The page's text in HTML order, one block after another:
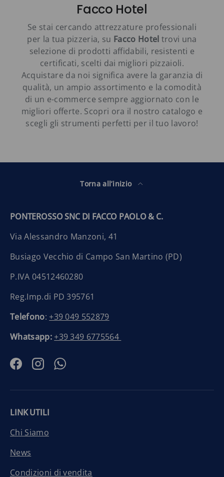
Facco Hotel
Se stai cercando attrezzature professionali
per la tua pizzeria, su Facco Hotel trovi una
selezione di prodotti affidabili, resistenti e
certificati, scelti dai migliori pizzaioli.
Acquistare da noi significa avere la garanzia di
qualità, un ampio assortimento e la comodità
di un e-commerce sempre aggiornato con le
migliori offerte. Scopri ora il nostro catalogo e
scegli gli strumenti perfetti per il tuo lavoro!
Torna all’inizio
PONTEROSSO SNC DI FACCO PAOLO & C.
Via Alessandro Manzoni, 41
Busiago Vecchio di Campo San Martino (PD)
P.IVA 04512460280
Reg.Imp.di PD 395761
Telefono:+39 049 552879
Whatsapp:+39 349 6775564
FacebookInstagramWhatsApp
LINK UTILI
Chi Siamo
News
Condizioni di vendita